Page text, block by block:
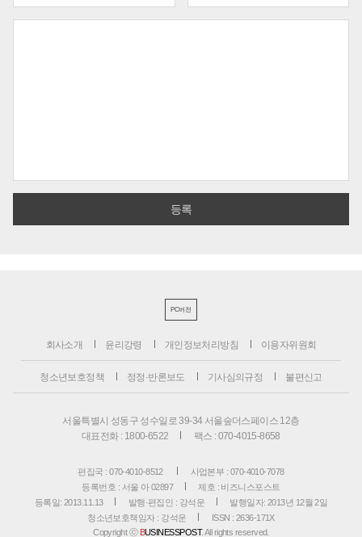
PC버전
회사소개 윤리강령 개인정보처리방침 이용자위원회
청소년보호정책 정정·반론보도 기사심의규정 불편신고
서울특별시 성동구 성수일로 39-34 서울숲더스페이스 12층
대표전화 : 1800-6522
팩스 : 070-4015-8658
편집국 : 070-4010-8512
사업본부 : 070-4010-7078
등록번호 : 서울 아 02897
제호 : 비즈니스포스트
등록일: 2013.11.13
발행·편집인 : 강석운
발행일자: 2013년 12월 2일
청소년보호책임자 : 강석운
ISSN : 2636-171X
Copyright ⓒ BUSINESSPOST. All rights reserved.